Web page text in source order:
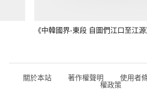
《中韓國界-東段 自圖們江口至江源
關於本站 著作權聲明 使用者
權政策